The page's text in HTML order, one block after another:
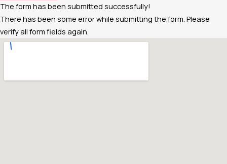
The form has been submitted successfully!
There has been some error while submitting the form. Please
verify all form fields again.